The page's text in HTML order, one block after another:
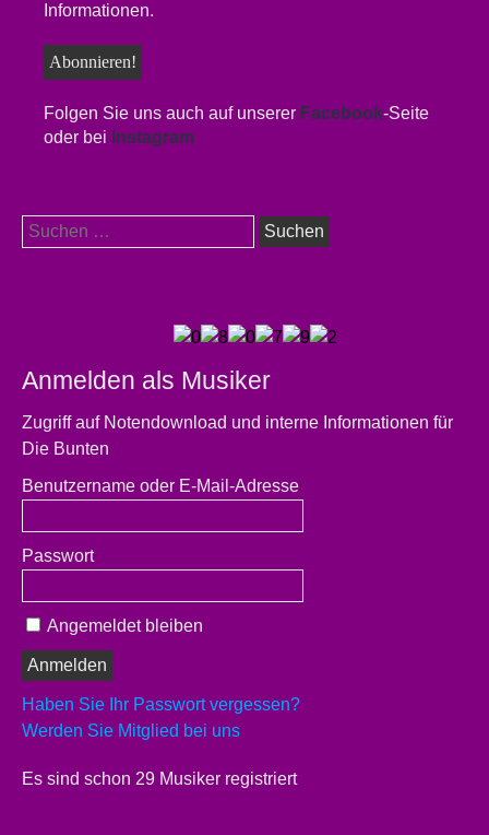
Informationen.
Folgen Sie uns auch auf unserer Facebook-Seite
oder bei Instagram
Suchen
nach:
Anmelden als Musiker
Zugriff auf Notendownload und interne Informationen für
Die Bunten
Benutzername oder E-Mail-Adresse
Passwort
Angemeldet bleiben
Haben Sie Ihr Passwort vergessen?
Werden Sie Mitglied bei uns
Es sind schon 29 Musiker registriert